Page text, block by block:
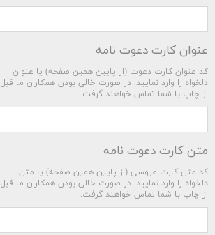
عنوان کارت دعوت نامه
کد عنوان کارت دعوت (از پایین همین صفحه) یا عنوان
دلخواه را وارد نمایید. در صورت خالی بودن همکاران ما قبل
از چاپ با شما تماس خواهند گرفت
متن کارت دعوت نامه
کد متن کارت عروسی (از پایین همین صفحه) یا متن
دلخواه را وارد نمایید. در صورت خالی بودن همکاران ما قبل
از چاپ با شما تماس خواهند گرفت.